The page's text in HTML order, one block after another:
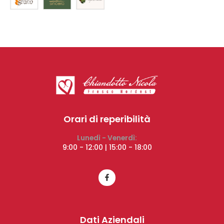
Orari di reperibilità
Lunedì - Venerdì:
9:00 - 12:00 | 15:00 - 18:00
Dati Aziendali